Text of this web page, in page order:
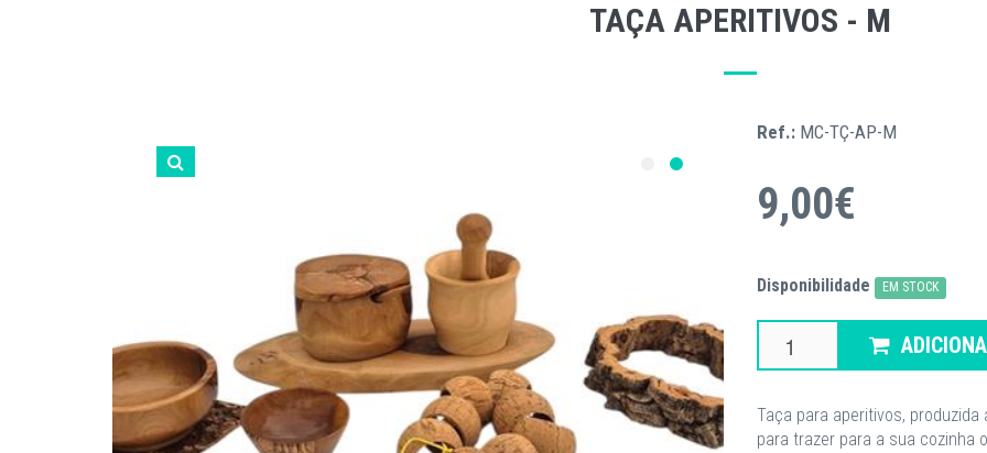
TAÇA APERITIVOS - M
Ref.: MC-TÇ-AP-M
9,00€
Disponibilidade EM STOCK
Taça para aperitivos,
para trazer para a sua cozinha